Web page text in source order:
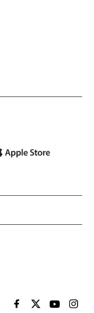
EL PAÍS BRASIL EN
EL PAÍSEL PAÍS
EL